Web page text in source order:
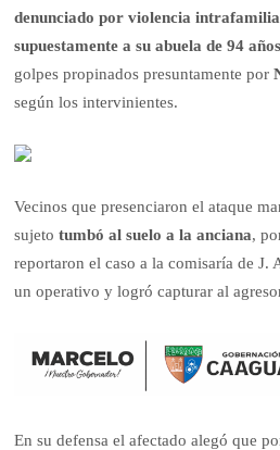
denunciado por violencia
supuestamente a su abuela de 94
golpes propinados presuntamente por
según los intervinientes.
Vecinos que presenciaron el ataque
sujetotumbó al suelo a la anciana,
reportaron el caso a la comisaría de J.
un operativo y logró capturar al
En su defensa el afectado alegó que